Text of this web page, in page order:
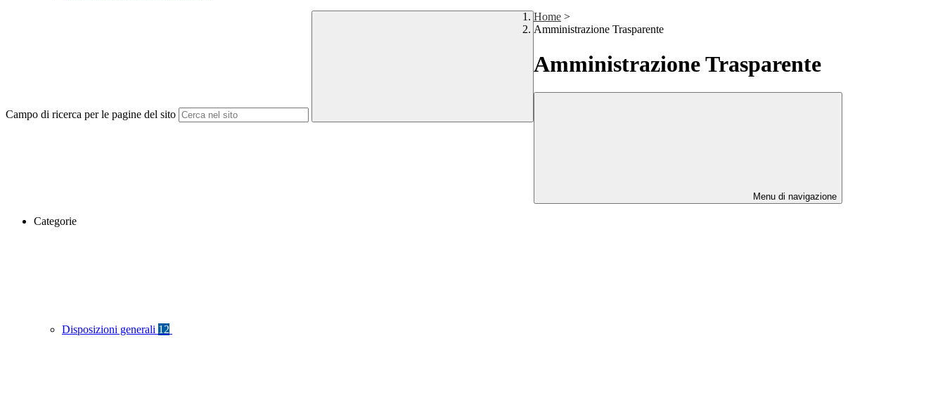
Campo di ricerca per le pagine del sito
Home >
Amministrazione Trasparente
Amministrazione Trasparente
Menu di navigazione
Categorie
Disposizioni generali 12